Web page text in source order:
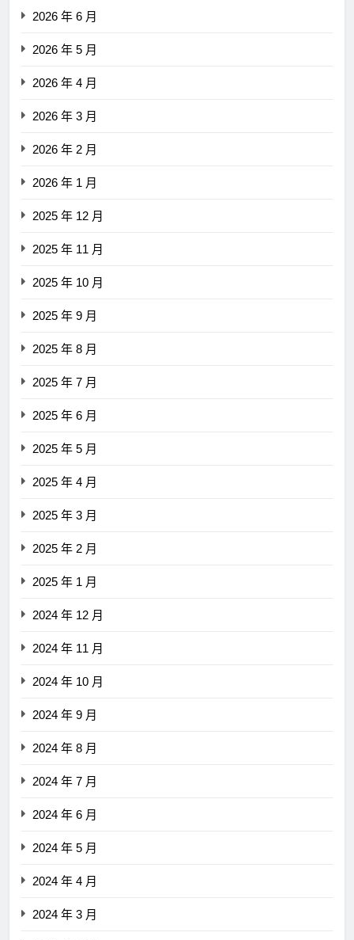
2026 年 6 月
2026 年 5 月
2026 年 4 月
2026 年 3 月
2026 年 2 月
2026 年 1 月
2025 年 12 月
2025 年 11 月
2025 年 10 月
2025 年 9 月
2025 年 8 月
2025 年 7 月
2025 年 6 月
2025 年 5 月
2025 年 4 月
2025 年 3 月
2025 年 2 月
2025 年 1 月
2024 年 12 月
2024 年 11 月
2024 年 10 月
2024 年 9 月
2024 年 8 月
2024 年 7 月
2024 年 6 月
2024 年 5 月
2024 年 4 月
2024 年 3 月